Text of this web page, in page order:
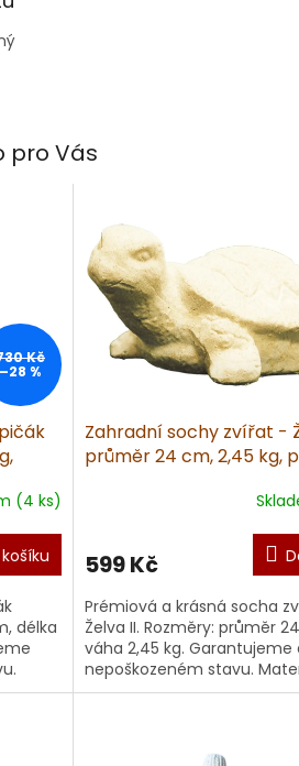
pro Vás
Kč
–28 %
(4 ks)
délka
Zahradní sochy zvířat -
průměr 24 cm, 2,45 kg,
599 Kč
Prémiová a krásná socha
Želva II. Rozměry: průměr
váha 2,45 kg. Garantujeme
nepoškozeném stavu.
umělý